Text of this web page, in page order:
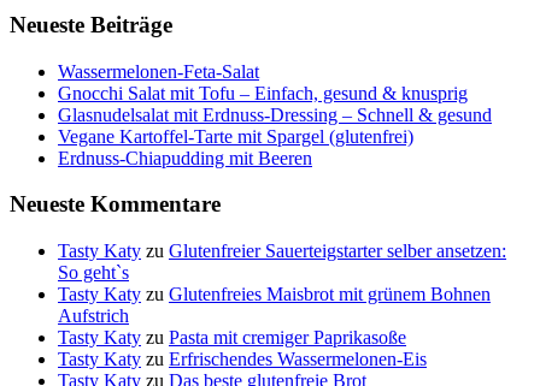
Neueste Beiträge
Wassermelonen-Feta-Salat
Gnocchi Salat mit Tofu – Einfach, gesund & knusprig
Glasnudelsalat mit Erdnuss-Dressing – Schnell & gesund
Vegane Kartoffel-Tarte mit Spargel (glutenfrei)
Erdnuss-Chiapudding mit Beeren
Neueste Kommentare
Tasty Katy zu Glutenfreier Sauerteigstarter selber ansetzen:
So geht`s
Tasty Katy zu Glutenfreies Maisbrot mit grünem Bohnen
Aufstrich
Tasty Katy zu Pasta mit cremiger Paprikasoße
Tasty Katy zu Erfrischendes Wassermelonen-Eis
Tasty Katy zu Das beste glutenfreie Brot